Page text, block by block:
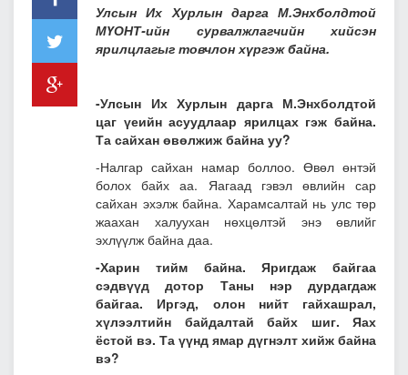
Улсын Их Хурлын дарга М.Энхболдтой
МҮОНТ-ийн сурвалжлагчийн хийсэн
ярилцлагыг товчлон хүргэж байна.
-Улсын Их Хурлын дарга М.Энхболдтой
цаг үеийн асуудлаар ярилцах гэж байна.
Та сайхан өвөлжиж байна уу?
-Налгар сайхан намар боллоо. Өвөл өнтэй
болох байх аа. Яагаад гэвэл өвлийн сар
сайхан эхэлж байна. Харамсалтай нь улс төр
жаахан халуухан нөхцөлтэй энэ өвлийг
эхлүүлж байна даа.
-Харин тийм байна. Яригдаж байгаа
сэдвүүд дотор Таны нэр дурдагдаж
байгаа. Иргэд, олон нийт гайхашрал,
хүлээлтийн байдалтай байх шиг. Яах
ёстой вэ. Та үүнд ямар дүгнэлт хийж байна
вэ?